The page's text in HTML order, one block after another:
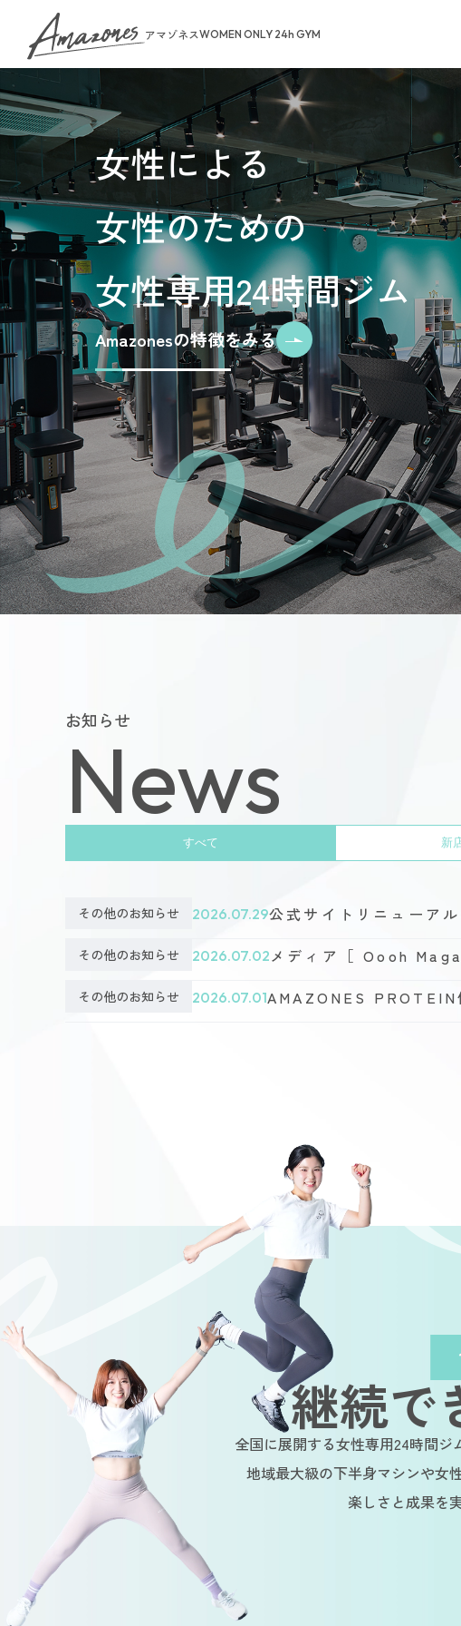
アマゾネスWOMEN ONLY 24h GYM
トップページ
お知らせ
ゾネスタイムズ
無料体験・見学予約
ご予約から無料体験・
料金案内
入会手続きのご案内
お支払いについて
よくあるご質問
会員様からいただい
お問い合わせ
運営会社について サイ
女性による
女性のための
女性専用24時間ジム
Amazonesの特徴をみる
お知らせ
News
すべて 新
その他のお知らせ 2026.07.29公式サイトリニューア
その他のお知らせ 2026.07.02メディア［ Oooh
その他のお知らせ 2026.07.01AMAZONES PROTEIN
継続で
全国に展開する女性専用24時間ジ
地域最大級の下半身マシンや女
楽しさと成果を